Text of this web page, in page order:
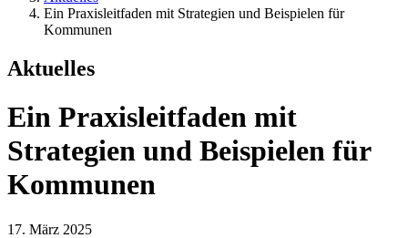
Ein Praxisleitfaden mit Strategien und Beispielen für
Kommunen
Aktuelles
Ein Praxisleitfaden mit
Strategien und Beispielen für
Kommunen
17. März 2025